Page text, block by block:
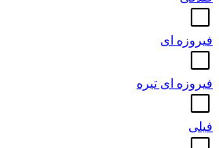
فیروزه ای
فیروزه ای تیره
فیلی